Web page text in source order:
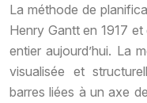
La méthode de
Henry Gantt en 1917
entier aujourd’hui. La
visualisée et
barres liées à un axe